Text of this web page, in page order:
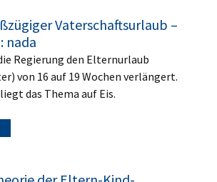
Vaterschaftsurlaub –
nada
Regierung den Elternurlaub
von 16 auf 19 Wochen verlängert.
das Thema auf Eis.